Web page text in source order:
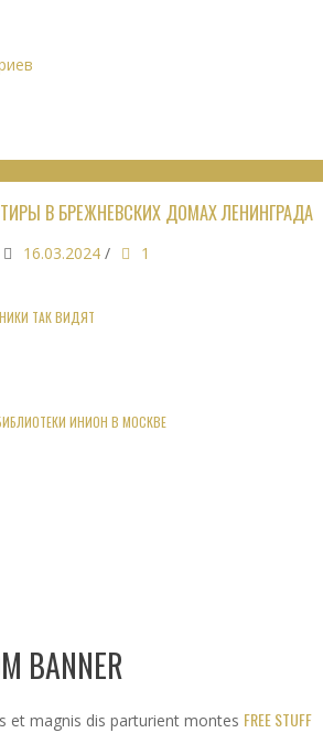
В БРЕЖНЕВСКИХ ДОМАХ ЛЕНИНГРАДА
16.03.2024 /
1
ТАК ВИДЯТ
ИНИОН В МОСКВЕ
BANNER
et magnis dis parturient montes FREE STUFF